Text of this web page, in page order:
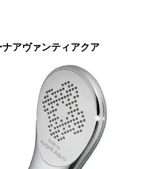
アヴァンティアクア